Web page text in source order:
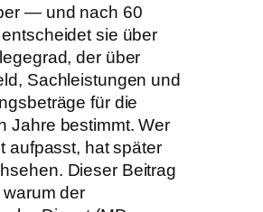
— und nach 60
sie über
der über
Sachleistungen und
für die
Jahre bestimmt. Wer
aufpasst, hat später
Dieser Beitrag
warum der